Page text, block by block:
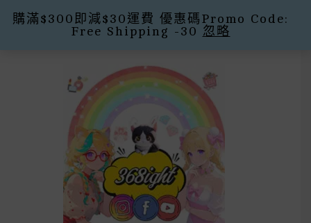
購滿$300即減$30運費 優惠碼Promo Code:
Free Shipping -30 忽略